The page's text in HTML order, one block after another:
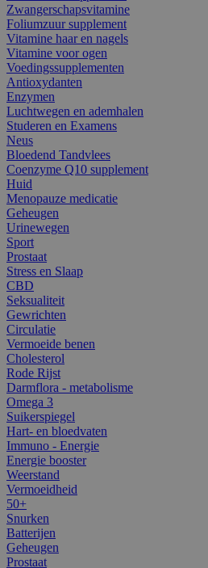
Zwangerschapsvitamine
Foliumzuur supplement
Vitamine haar en nagels
Vitamine voor ogen
Voedingssupplementen
Antioxydanten
Enzymen
Luchtwegen en ademhalen
Studeren en Examens
Neus
Bloedend Tandvlees
Coenzyme Q10 supplement
Huid
Menopauze medicatie
Geheugen
Urinewegen
Sport
Prostaat
Stress en Slaap
CBD
Seksualiteit
Gewrichten
Circulatie
Vermoeide benen
Cholesterol
Rode Rijst
Darmflora - metabolisme
Omega 3
Suikerspiegel
Hart- en bloedvaten
Immuno - Energie
Energie booster
Weerstand
Vermoeidheid
50+
Snurken
Batterijen
Geheugen
Prostaat